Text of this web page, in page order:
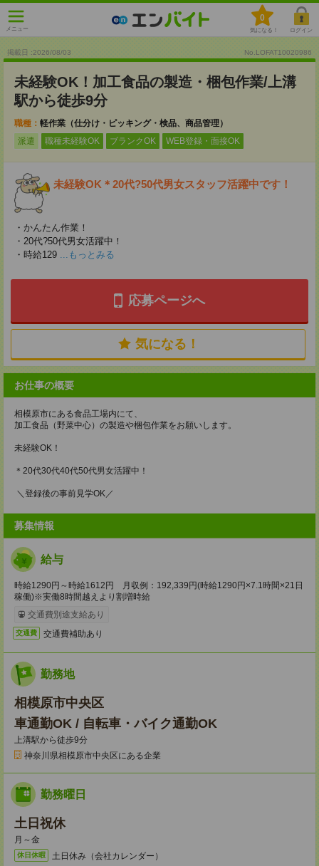
メニュー
0
気になる！ ログイン
掲載日 :2026/08/03 No.LOFAT10020986
未経験OK！加工食品の製造・梱包作業/上溝
駅から徒歩9分
職種： 軽作業（仕分け・ピッキング・検品、商品管理）
派遣
職種未経験OK ブランクOK WEB登録・面接OK
未経験OK＊20代?50代男女スタッフ活躍中です！
・かんたん作業！
・20代?50代男女活躍中！
・時給129 ...もっとみる
応募ページへ
気になる！
お仕事の概要
相模原市にある食品工場内にて、
加工食品（野菜中心）の製造や梱包作業をお願いします。
未経験OK！
＊20代30代40代50代男女活躍中！
＼登録後の事前見学OK／
募集情報
給与
時給1290円～時給1612円 月収例：192,339円(時給1290円×7.1時間×21日
稼働)※実働8時間越えより割増時給
交通費別途支給あり
交通費 交通費補助あり
勤務地
相模原市中央区
車通勤OK / 自転車・バイク通勤OK
上溝駅から徒歩9分
神奈川県相模原市中央区にある企業
勤務曜日
土日祝休
月～金
休日休暇 土日休み（会社カレンダー）